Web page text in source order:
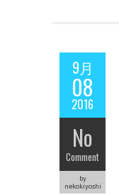
9月
08
2016
No
Comment
by
nekokiyoshi